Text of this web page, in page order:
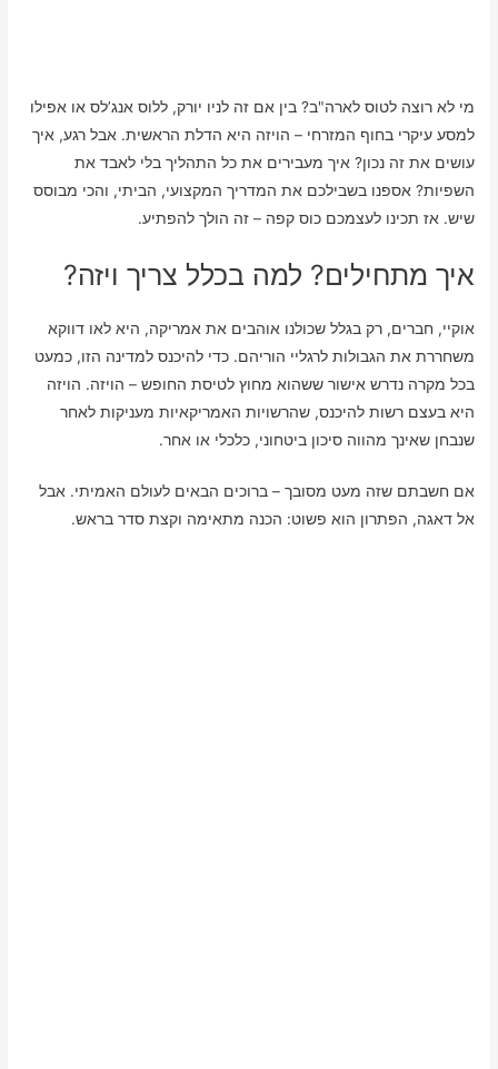
מי לא רוצה לטוס לארה"ב? בין אם זה לניו יורק, ללוס אנג’לס או אפילו
למסע עיקרי בחוף המזרחי – הויזה היא הדלת הראשית. אבל רגע, איך
עושים את זה נכון? איך מעבירים את כל התהליך בלי לאבד את
השפיות? אספנו בשבילכם את המדריך המקצועי, הביתי, והכי מבוסס
שיש. אז תכינו לעצמכם כוס קפה – זה הולך להפתיע.
איך מתחילים? למה בכלל צריך ויזה?
אוקיי, חברים, רק בגלל שכולנו אוהבים את אמריקה, היא לאו דווקא
משחררת את הגבולות לרגליי הוריהם. כדי להיכנס למדינה הזו, כמעט
בכל מקרה נדרש אישור ששהוא מחוץ לטיסת החופש – הויזה. הויזה
היא בעצם רשות להיכנס, שהרשויות האמריקאיות מעניקות לאחר
שנבחן שאינך מהווה סיכון ביטחוני, כלכלי או אחר.
אם חשבתם שזה מעט מסובך – ברוכים הבאים לעולם האמיתי. אבל
אל דאגה, הפתרון הוא פשוט: הכנה מתאימה וקצת סדר בראש.